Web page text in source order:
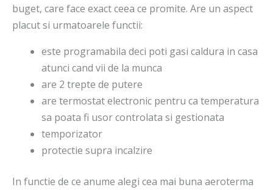
buget, care face exact ceea ce promite. Are un aspect
placut si urmatoarele functii:
este programabila deci poti gasi caldura in casa
atunci cand vii de la munca
are 2 trepte de putere
are termostat electronic pentru ca temperatura
sa poata fi usor controlata si gestionata
temporizator
protectie supra incalzire
In functie de ce anume alegi cea mai buna aeroterma